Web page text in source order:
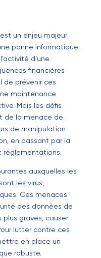
un enjeu majeur
panne informatique
d’une
financières
de prévenir ces
maintenance
Mais les défis
de la menace de
de manipulation
en passant par la
réglementations.
auxquelles les
les virus,
Ces menaces
des données de
plus graves, causer
lutter contre ces
en place un
robuste.